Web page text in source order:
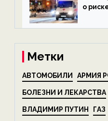
о
на
Метки
АВТОМОБИЛИ АРМИЯ
БОЛЕЗНИ И ЛЕКАРСТВА
ВЛАДИМИР ПУТИН ГАЗ